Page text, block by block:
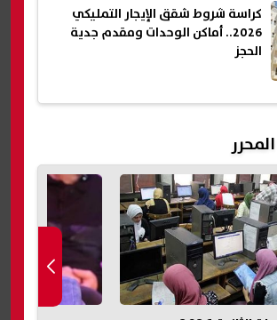
كراسة شروط شقق الإيجار التمليكي
2026.. أماكن الوحدات ومقدم جدية
الحجز